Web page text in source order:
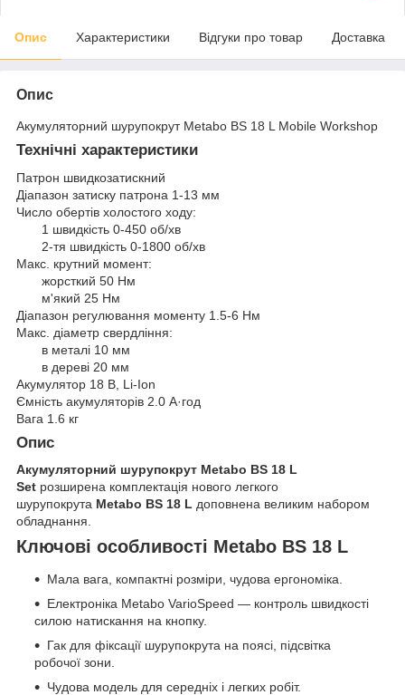
Опис Характеристики Відгуки про товар Доставка
Опис
Акумуляторний шурупокрут Metabo BS 18 L Mobile Workshop
Технічні характеристики
Патрон швидкозатискний
Діапазон затиску патрона 1-13 мм
Число обертів холостого ходу:
1 швидкість 0-450 об/хв
2-тя швидкість 0-1800 об/хв
Макс. крутний момент:
жорсткий 50 Нм
м'який 25 Нм
Діапазон регулювання моменту 1.5-6 Нм
Макс. діаметр свердління:
в металі 10 мм
в дереві 20 мм
Акумулятор 18 В, Li-Ion
Ємність акумуляторів 2.0 А·год
Вага 1.6 кг
Опис
Акумуляторний шурупокрут Metabo BS 18 L
Set розширена комплектація нового легкого
шурупокрута Metabo BS 18 L доповнена великим набором
обладнання.
Ключові особливості Metabo BS 18 L
Мала вага, компактні розміри, чудова ергономіка.
Електроніка Metabo VarioSpeed — контроль швидкості
силою натискання на кнопку.
Гак для фіксації шурупокрута на поясі, підсвітка
робочої зони.
Чудова модель для середніх і легких робіт.